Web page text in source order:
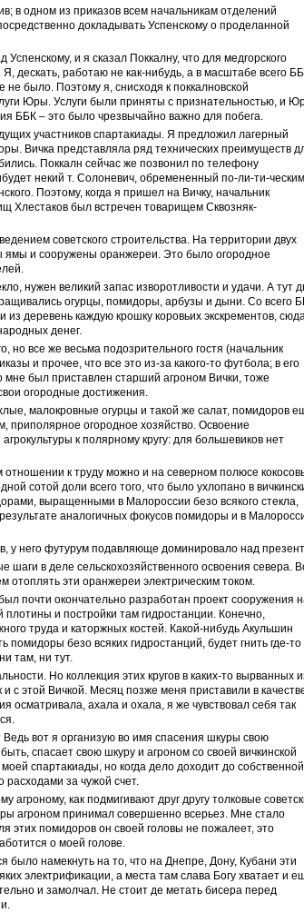
в одном из приказов всем начальникам отделений
докладывать Успенскому о проделанной
и я сказал Поккалну, что для медгорского
дескать, работаю не как-нибудь, а в масштабе всего
не было. Поэтому я, снисходя к поккалновской
Юры. Услуги были приняты с признательностью, и
ББК – это было чрезвычайно важно для побега.
участников спартакиады. Я предложил лагерный
Вичка представляла ряд технических преимуществ
Поккалн сейчас же позвонил по телефону
некий т. Солоневич, обремененный по-ли-ти-
Поэтому, когда я пришел на Вичку, начальник
Хлестаков был встречен товарищем Сквозняк-
советского строительства. На территории двух
ямы и сооружены оранжереи. Это было огородное
нужен великий запас изворотливости и удачи. А тут
огурцы, помидоры, арбузы и дыни. Со всего
деревень каждую крошку коровьих экскрементов,
денег.
но все же весьма подозрительного гостя (начальник
и прочее, что все это из-за какого-то футбола; в его
был приставлен старший агроном Вички, тоже
огородные достижения.
малокровные огурцы и такой же салат, помидоров
огородное хозяйство. Освоение
к полярному кругу: для большевиков нет
к труду можно и на северном полюсе
сотой доли всего того, что было ухлопано в
выращенными в Малороссии безо всякого стекла,
аналогичных фокусов помидоры и в
у него футурум подавляюще доминировало над
шаги в деле сельскохозяйственного освоения севера.
отоплять эти оранжереи электрическим током.
почти окончательно разработан проект сооружения
и постройки там гидростанции. Конечно,
труда и каторжных костей. Какой-нибудь Акульшин
безо всяких гидростанций, будет гнить где-то
там, ни тут.
Но коллекция этих кругов в каких-то вырванных
с этой Вичкой. Месяц позже меня приставили в
осматривала, ахала и охала, я же чувствовал себя так
вот я организую во имя спасения шкуры свою
спасает свою шкуру и агроном со своей вичкинской
спартакиады, но когда дело доходит до собственной
за чужой счет.
как подмигивают друг другу толковые
агроном принимал совершенно всерьез. Мне стало
этих помидоров он своей головы не пожалеет, это
о моей голове.
намекнуть на то, что на Днепре, Дону, Кубани эти
электрификации, а места там слава Богу хватает и
и замолчал. Не стоит де метать бисера перед